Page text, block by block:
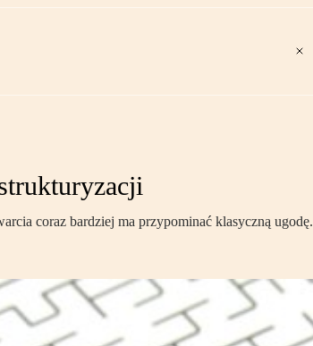
coraz bardziej ma przypominać klasyczną ugodę.